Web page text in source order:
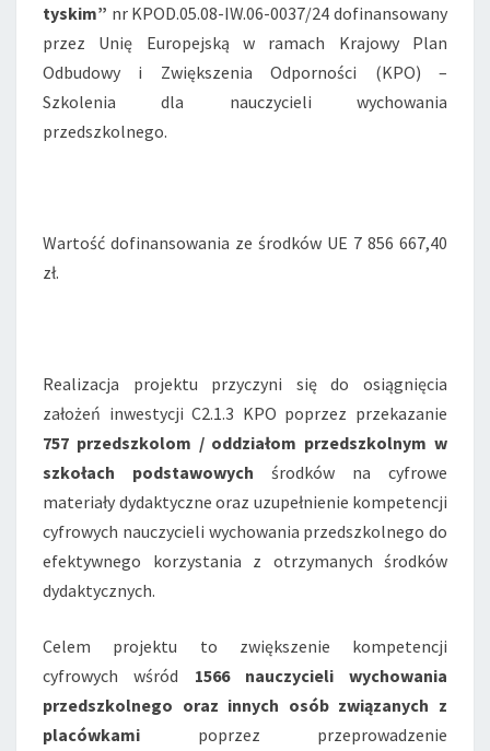
tyskim” nr KPOD.05.08-IW.06-0037/24 dofinansowany
przez Unię Europejską w ramach Krajowy Plan
Odbudowy i Zwiększenia Odporności (KPO) –
Szkolenia dla nauczycieli wychowania
przedszkolnego.
Wartość dofinansowania ze środków UE 7 856 667,40
zł.
Realizacja projektu przyczyni się do osiągnięcia
założeń inwestycji C2.1.3 KPO poprzez przekazanie
757 przedszkolom / oddziałom przedszkolnym w
szkołach podstawowych środków na cyfrowe
materiały dydaktyczne oraz uzupełnienie kompetencji
cyfrowych nauczycieli wychowania przedszkolnego do
efektywnego korzystania z otrzymanych środków
dydaktycznych.
Celem projektu to zwiększenie kompetencji
cyfrowych wśród 1566 nauczycieli wychowania
przedszkolnego oraz innych osób związanych z
placówkami poprzez przeprowadzenie